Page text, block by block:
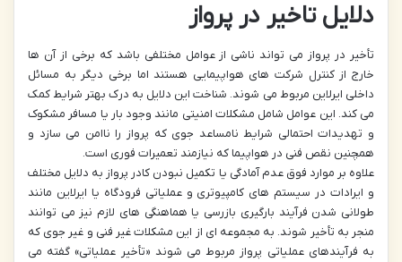
دلایل تاخیر در پرواز
تأخیر در پرواز می تواند ناشی از عوامل مختلفی باشد که برخی از آن ها
خارج از کنترل شرکت های هواپیمایی هستند اما برخی دیگر به مسائل
داخلی ایرلاین مربوط می شوند. شناخت این دلایل به درک بهتر شرایط کمک
می کند. این عوامل شامل مشکلات امنیتی مانند وجود بار یا مسافر مشکوک
و تهدیدات احتمالی شرایط نامساعد جوی که پرواز را ناامن می سازد و
همچنین نقص فنی در هواپیما که نیازمند تعمیرات فوری است.
علاوه بر موارد فوق عدم آمادگی یا تکمیل نبودن کادر پرواز به دلایل مختلف
و ایرادات در سیستم های کامپیوتری و عملیاتی فرودگاه یا ایرلاین مانند
طولانی شدن فرآیند بارگیری بازرسی یا هماهنگی های لازم نیز می توانند
منجر به تأخیر شوند. به مجموعه ای از این مشکلات غیر فنی و غیر جوی که
به فرآیندهای عملیاتی پرواز مربوط می شوند «تأخیر عملیاتی» گفته می